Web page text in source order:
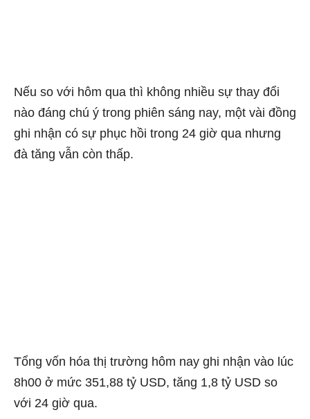
Nếu so với hôm qua thì không nhiều sự thay đổi
nào đáng chú ý trong phiên sáng nay, một vài đồng
ghi nhận có sự phục hồi trong 24 giờ qua nhưng
đà tăng vẫn còn thấp.
Tổng vốn hóa thị trường hôm nay ghi nhận vào lúc
8h00 ở mức 351,88 tỷ USD, tăng 1,8 tỷ USD so
với 24 giờ qua.